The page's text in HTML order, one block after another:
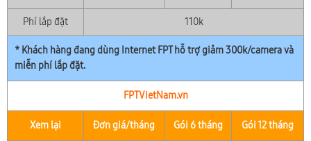
Phí lắp đặt 110k
* Khách hàng đang dùng Internet FPT hỗ trợ giảm 300k/camera và
miễn phí lắp đặt.
FPTVietNam.vn
Xem lại Đơn giá/tháng Gói 6 tháng Gói 12 tháng